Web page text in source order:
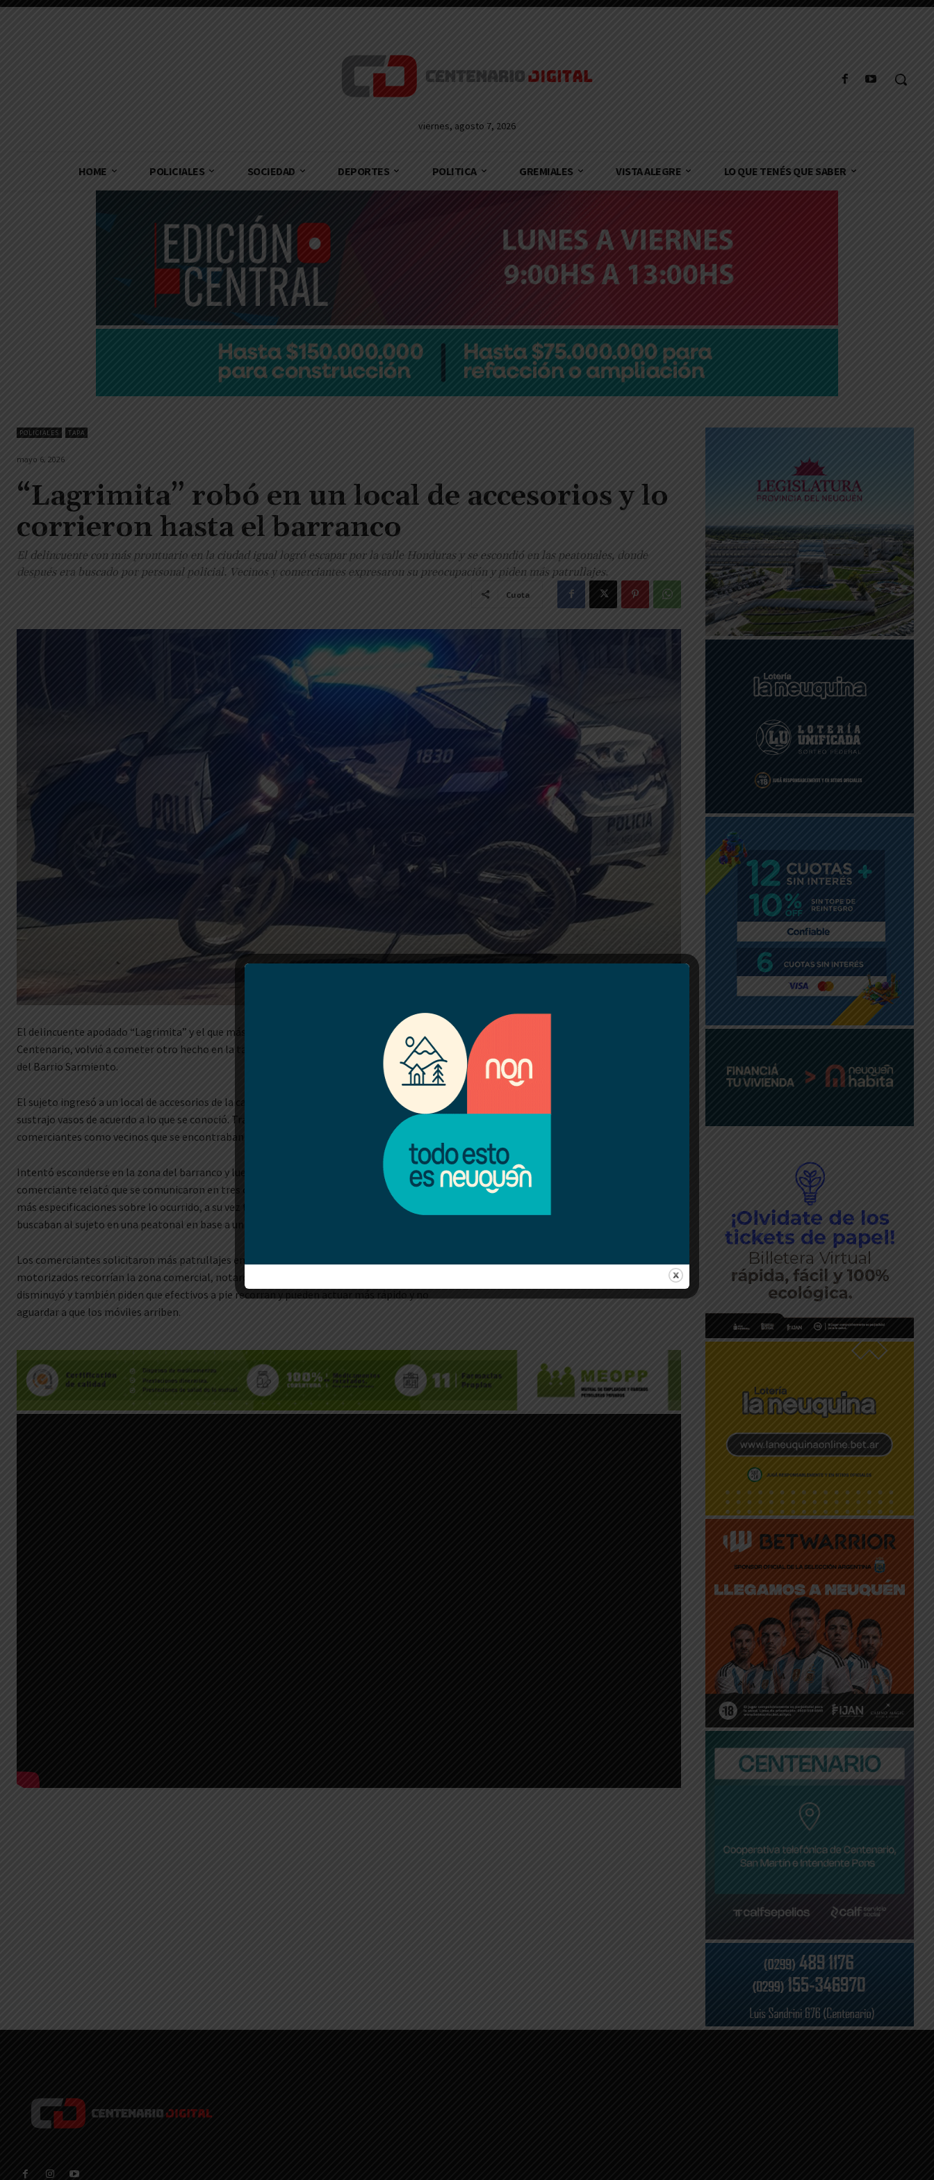
viernes, agosto 7, 2026
HOME POLICIALES SOCIEDAD DEPORTES POLITICA GREMIALES VISTA ALEGRE LO QUE TENÉS QUE SABER
POLICIALES TAPA
mayo 6, 2026
“Lagrimita” robó en un local de accesorios y lo
corrieron hasta el barranco
El delincuente con más prontuario en la ciudad igual logró escapar por la calle Honduras y se escondió en las peatonales, donde
después era buscado por personal policial. Vecinos y comerciantes expresaron su preocupación y piden más patrullajes.
Cuota
El delincuente apodado “Lagrimita” y el que más robos y agresiones ha protagonizado en
Centenario, volvió a cometer otro hecho en la tarde del miércoles 06 en la zona comercial
del Barrio Sarmiento.
El sujeto ingresó a un local de accesorios de la calle Honduras, a pocos metros de Perú, y
sustrajo vasos de acuerdo a lo que se conoció. Tras esto escapó corriendo y tanto
comerciantes como vecinos que se encontraban en el lugar comenzaron a perseguirlo.
Intentó esconderse en la zona del barranco y luego continuó hasta las peatonales. Una
comerciante relató que se comunicaron en tres oportunidades con la Policía pero les pedían
más especificaciones sobre lo ocurrido, a su vez trascendió que efectivos de la Comisaría 52
buscaban al sujeto en una peatonal en base a un dato que se conoció.
Los comerciantes solicitaron más patrullajes en la calle Honduras, si bien policías
motorizados recorrían la zona comercial, notaron que en las últimas semanas esto
disminuyó y también piden que efectivos a pie recorran y pueden actuar más rápido y no
aguardar a que los móviles arriben.